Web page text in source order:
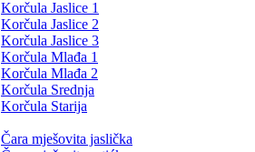
Korčula Jaslice 1
Korčula Jaslice 2
Korčula Jaslice 3
Korčula Mlađa 1
Korčula Mlađa 2
Korčula Srednja
Korčula Starija
Čara mješovita jaslička